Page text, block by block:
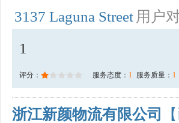
3137 Laguna Street 用户
1
评分： 服务态度： 1 服务质量： 1
浙江新颜物流有限公司